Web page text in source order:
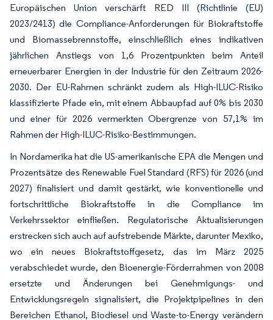
Europäischen Union verschärft RED III (Richtlinie (EU)
2023/2413) die Compliance-Anforderungen für Biokraftstoffe
und Biomassebrennstoffe, einschließlich eines indikativen
jährlichen Anstiegs von 1,6 Prozentpunkten beim Anteil
erneuerbarer Energien in der Industrie für den Zeitraum 2026-
2030. Der EU-Rahmen schränkt zudem als High-ILUC-Risiko
klassifizierte Pfade ein, mit einem Abbaupfad auf 0% bis 2030
und einer für 2026 vermerkten Obergrenze von 57,1% im
Rahmen der High-ILUC-Risiko-Bestimmungen.
In Nordamerika hat die US-amerikanische EPA die Mengen und
Prozentsätze des Renewable Fuel Standard (RFS) für 2026 (und
2027) finalisiert und damit gestärkt, wie konventionelle und
fortschrittliche Biokraftstoffe in die Compliance im
Verkehrssektor einfließen. Regulatorische Aktualisierungen
erstrecken sich auch auf aufstrebende Märkte, darunter Mexiko,
wo ein neues Biokraftstoffgesetz, das im März 2025
verabschiedet wurde, den Bioenergie-Förderrahmen von 2008
ersetzte und Änderungen bei Genehmigungs- und
Entwicklungsregeln signalisiert, die Projektpipelines in den
Bereichen Ethanol, Biodiesel und Waste-to-Energy verändern